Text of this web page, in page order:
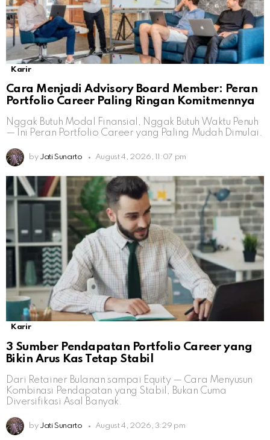
Karir
Cara Menjadi Advisory Board Member: Peran
Portfolio Career Paling Ringan Komitmennya
Nggak Butuh Modal Finansial, Nggak Butuh Waktu Penuh
— Ini Peran Portfolio Career yang Paling Mudah Dimulai.
by Jati Sunarto August 4, 2026, 11:07 pm
Karir
3 Sumber Pendapatan Portfolio Career yang
Bikin Arus Kas Tetap Stabil
Dari Retainer Bulanan sampai Equity — Cara Menyusun
Kombinasi Pendapatan yang Stabil, Bukan Cuma
Diversifikasi Asal Banyak.
by Jati Sunarto August 4, 2026, 3:29 pm